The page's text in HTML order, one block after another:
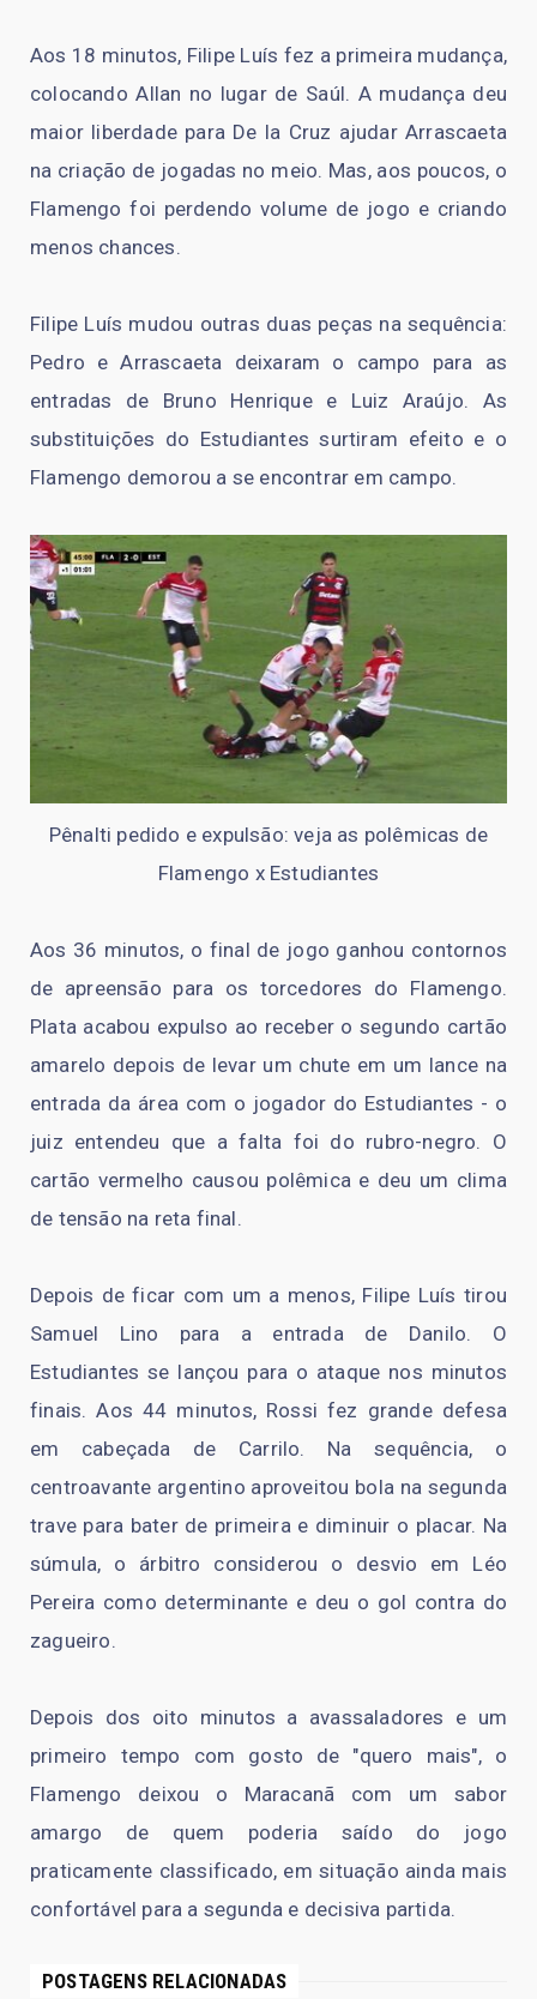
Aos 18 minutos, Filipe Luís fez a primeira mudança,
colocando Allan no lugar de Saúl. A mudança deu
maior liberdade para De la Cruz ajudar Arrascaeta
na criação de jogadas no meio. Mas, aos poucos, o
Flamengo foi perdendo volume de jogo e criando
menos chances.
Filipe Luís mudou outras duas peças na sequência:
Pedro e Arrascaeta deixaram o campo para as
entradas de Bruno Henrique e Luiz Araújo. As
substituições do Estudiantes surtiram efeito e o
Flamengo demorou a se encontrar em campo.
Pênalti pedido e expulsão: veja as polêmicas de
Flamengo x Estudiantes
Aos 36 minutos, o final de jogo ganhou contornos
de apreensão para os torcedores do Flamengo.
Plata acabou expulso ao receber o segundo cartão
amarelo depois de levar um chute em um lance na
entrada da área com o jogador do Estudiantes - o
juiz entendeu que a falta foi do rubro-negro. O
cartão vermelho causou polêmica e deu um clima
de tensão na reta final.
Depois de ficar com um a menos, Filipe Luís tirou
Samuel Lino para a entrada de Danilo. O
Estudiantes se lançou para o ataque nos minutos
finais. Aos 44 minutos, Rossi fez grande defesa
em cabeçada de Carrilo. Na sequência, o
centroavante argentino aproveitou bola na segunda
trave para bater de primeira e diminuir o placar. Na
súmula, o árbitro considerou o desvio em Léo
Pereira como determinante e deu o gol contra do
zagueiro.
Depois dos oito minutos a avassaladores e um
primeiro tempo com gosto de "quero mais", o
Flamengo deixou o Maracanã com um sabor
amargo de quem poderia saído do jogo
praticamente classificado, em situação ainda mais
confortável para a segunda e decisiva partida.
POSTAGENS RELACIONADAS